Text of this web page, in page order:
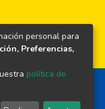
personal para
Preferencias,
política de